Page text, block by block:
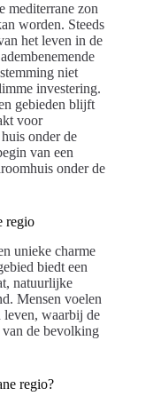
mediterrane zon
worden. Steeds
het leven in de
niet
investering.
gebieden blijft
voor
onder de
van een
onder de
regio
unieke charme
biedt een
natuurlijke
Mensen voelen
leven, waarbij de
de bevolking
regio?